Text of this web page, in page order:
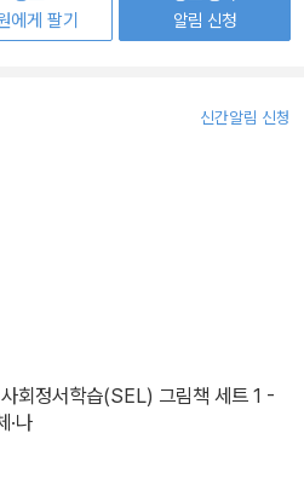
에게 팔기
알림 신청
신간알림 신청
회정서학습(SEL) 그림책 세트 1 -
·나